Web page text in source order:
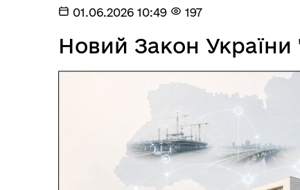
01.06.2026 10:49 197
Новий Закон України